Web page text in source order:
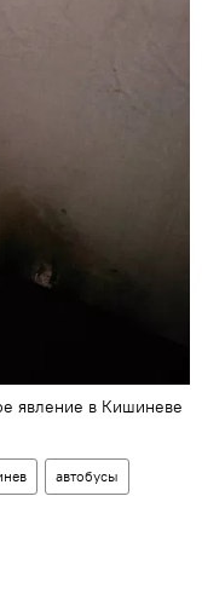
явление в Кишиневе
автобусы